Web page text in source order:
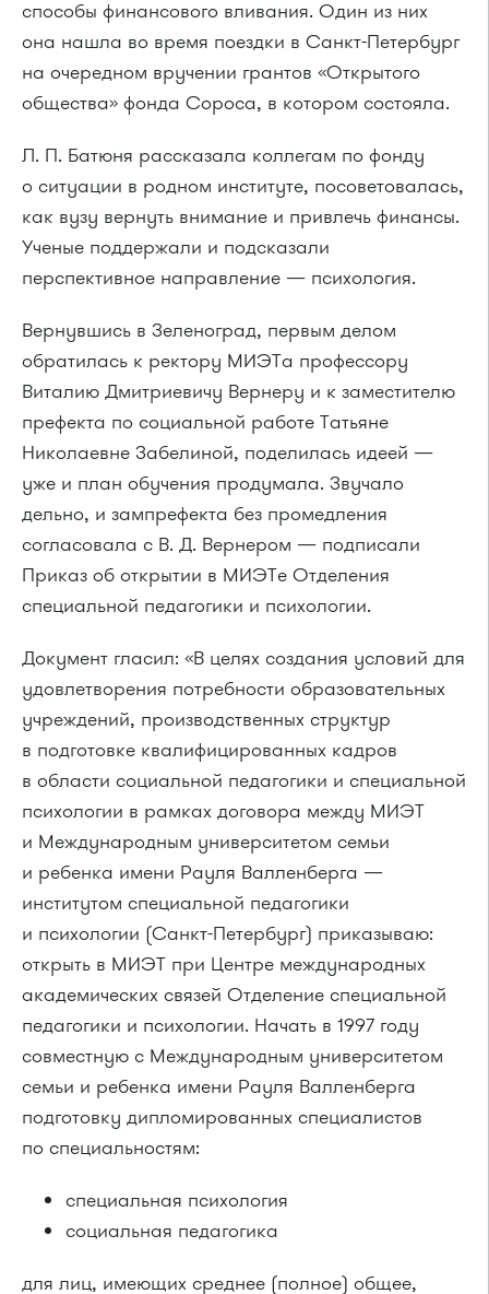
способы финансового вливания. Один из них
она нашла во время поездки в Санкт-Петербург
на очередном вручении грантов «Открытого
общества» фонда Сороса, в котором состояла.
Л. П. Батюня рассказала коллегам по фонду
о ситуации в родном институте, посоветовалась,
как вузу вернуть внимание и привлечь финансы.
Ученые поддержали и подсказали
перспективное направление — психология.
Вернувшись в Зеленоград, первым делом
обратилась к ректору МИЭТа профессору
Виталию Дмитриевичу Вернеру и к заместителю
префекта по социальной работе Татьяне
Николаевне Забелиной, поделилась идеей —
уже и план обучения продумала. Звучало
дельно, и зампрефекта без промедления
согласовала с В. Д. Вернером — подписали
Приказ об открытии в МИЭТе Отделения
специальной педагогики и психологии.
Документ гласил: «В целях создания условий для
удовлетворения потребности образовательных
учреждений, производственных структур
в подготовке квалифицированных кадров
в области социальной педагогики и специальной
психологии в рамках договора между МИЭТ
и Международным университетом семьи
и ребенка имени Рауля Валленберга —
институтом специальной педагогики
и психологии (Санкт-Петербург) приказываю:
открыть в МИЭТ при Центре международных
академических связей Отделение специальной
педагогики и психологии. Начать в 1997 году
совместную с Международным университетом
семьи и ребенка имени Рауля Валленберга
подготовку дипломированных специалистов
по специальностям:
специальная психология
социальная педагогика
для лиц, имеющих среднее (полное) общее,